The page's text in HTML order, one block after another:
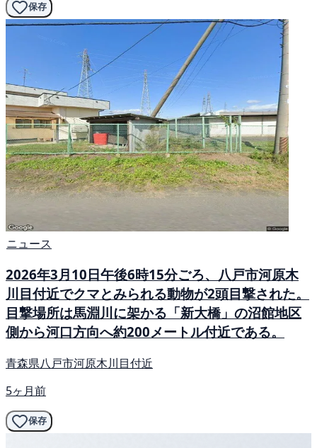
保存
ニュース
2026年3月10日午後6時15分ごろ、八戸市河原木
川目付近でクマとみられる動物が2頭目撃された。
目撃場所は馬淵川に架かる「新大橋」の沼館地区
側から河口方向へ約200メートル付近である。
青森県八戸市河原木川目付近
5ヶ月前
保存